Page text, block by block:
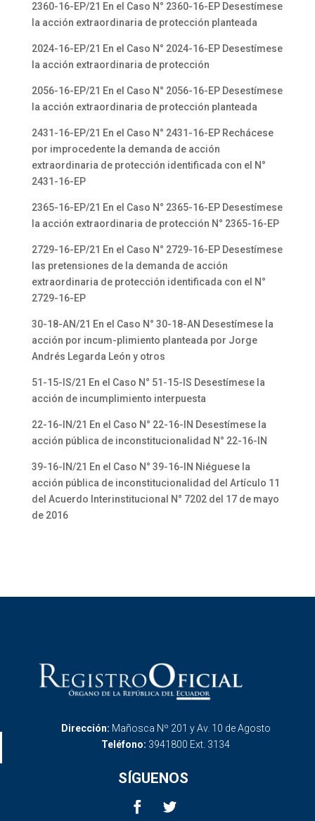
2360-16-EP/21 En el Caso N° 2360-16-EP Desestímese
la acción extraordinaria de protección planteada
2024-16-EP/21 En el Caso N° 2024-16-EP Desestímese
la acción extraordinaria de protección
2056-16-EP/21 En el Caso N° 2056-16-EP Desestímese
la acción extraordinaria de protección planteada
2431-16-EP/21 En el Caso N° 2431-16-EP Rechácese
por improcedente la demanda de acción
extraordinaria de protección identificada con el N°
2431-16-EP
2365-16-EP/21 En el Caso N° 2365-16-EP Desestímese
la acción extraordinaria de protección N° 2365-16-EP
2729-16-EP/21 En el Caso N° 2729-16-EP Desestímese
las pretensiones de la demanda de acción
extraordinaria de protección identificada con el N°
2729-16-EP
30-18-AN/21 En el Caso N° 30-18-AN Desestímese la
acción por incum-plimiento planteada por Jorge
Andrés Legarda León y otros
51-15-IS/21 En el Caso N° 51-15-IS Desestímese la
acción de incumplimiento interpuesta
22-16-IN/21 En el Caso N° 22-16-IN Desestímese la
acción pública de inconstitucionalidad N° 22-16-IN
39-16-IN/21 En el Caso N° 39-16-IN Niéguese la
acción pública de inconstitucionalidad del Artículo 11
del Acuerdo Interinstitucional N° 7202 del 17 de mayo
de 2016
Dirección: Mañosca Nº 201 y Av. 10 de Agosto
Teléfono: 3941800 Ext. 3134
SÍGUENOS